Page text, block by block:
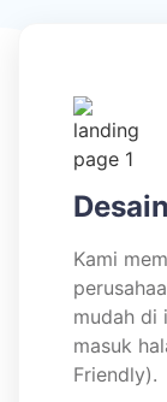
Kami
mudah di
masuk
Friendly).